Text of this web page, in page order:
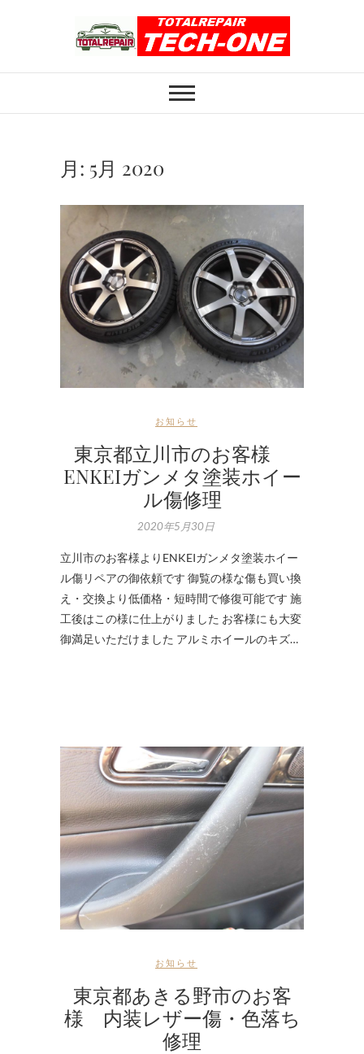
ホイール修理のト
ータルリペアテッ
月: 5月 2020
お知らせ
東京都立川市のお客様
ENKEIガンメタ塗装ホイー
ル傷修理
2020年5月30日
立川市のお客様よりENKEIガンメタ塗装ホイー
ル傷リペアの御依頼です 御覧の様な傷も買い換
え・交換より低価格・短時間で修復可能です 施
工後はこの様に仕上がりました お客様にも大変
御満足いただけました アルミホイールのキズ…
お知らせ
東京都あきる野市のお客
様 内装レザー傷・色落ち
修理